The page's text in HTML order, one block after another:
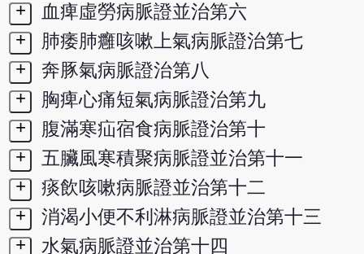
+
血痺虛勞病脈證並治第六
+
肺痿肺癰咳嗽上氣病脈證治第七
+
奔豚氣病脈證治第八
+
胸痺心痛短氣病脈證治第九
+
腹滿寒疝宿食病脈證治第十
+
五臟風寒積聚病脈證並治第十一
+
痰飲咳嗽病脈證並治第十二
+
消渴小便不利淋病脈證並治第十三
+
水氣病脈證並治第十四